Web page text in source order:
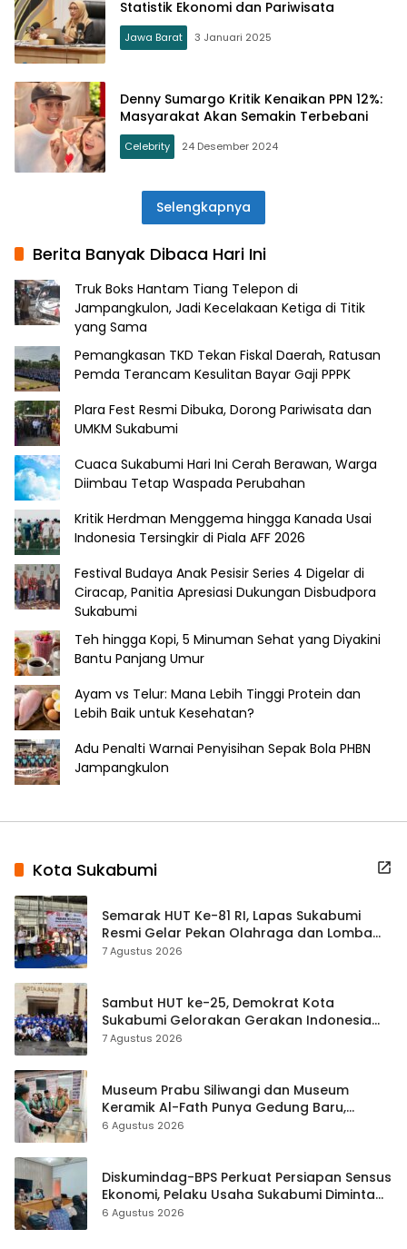
Statistik Ekonomi dan Pariwisata
Jawa Barat 3 Januari 2025
Denny Sumargo Kritik Kenaikan PPN 12%:
Masyarakat Akan Semakin Terbebani
Celebrity 24 Desember 2024
Selengkapnya
Berita Banyak Dibaca Hari Ini
Truk Boks Hantam Tiang Telepon di
Jampangkulon, Jadi Kecelakaan Ketiga di Titik
yang Sama
Pemangkasan TKD Tekan Fiskal Daerah, Ratusan
Pemda Terancam Kesulitan Bayar Gaji PPPK
Plara Fest Resmi Dibuka, Dorong Pariwisata dan
UMKM Sukabumi
Cuaca Sukabumi Hari Ini Cerah Berawan, Warga
Diimbau Tetap Waspada Perubahan
Kritik Herdman Menggema hingga Kanada Usai
Indonesia Tersingkir di Piala AFF 2026
Festival Budaya Anak Pesisir Series 4 Digelar di
Ciracap, Panitia Apresiasi Dukungan Disbudpora
Sukabumi
Teh hingga Kopi, 5 Minuman Sehat yang Diyakini
Bantu Panjang Umur
Ayam vs Telur: Mana Lebih Tinggi Protein dan
Lebih Baik untuk Kesehatan?
Adu Penalti Warnai Penyisihan Sepak Bola PHBN
Jampangkulon
Kota Sukabumi
Semarak HUT Ke-81 RI, Lapas Sukabumi
Resmi Gelar Pekan Olahraga dan Lomba
Tradisional
7 Agustus 2026
Sambut HUT ke-25, Demokrat Kota
Sukabumi Gelorakan Gerakan Indonesia
ASRI Lewat Aksi Bersih Masjid Agung
7 Agustus 2026
Museum Prabu Siliwangi dan Museum
Keramik Al-Fath Punya Gedung Baru,
Hampir 500 Koleksi Dipisahkan
6 Agustus 2026
Diskumindag-BPS Perkuat Persiapan Sensus
Ekonomi, Pelaku Usaha Sukabumi Diminta
Terbuka Beri Data
6 Agustus 2026